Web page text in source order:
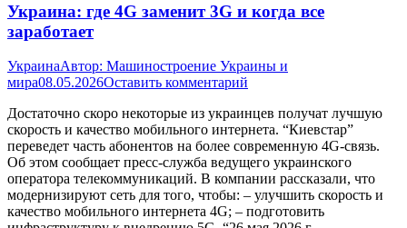
Украина: где 4G заменит 3G и когда все
заработает
УкраинаАвтор: Машиностроение Украины и
мира08.05.2026Оставить комментарий
Достаточно скоро некоторые из украинцев получат лучшую
скорость и качество мобильного интернета. “Киевстар”
переведет часть абонентов на более современную 4G-связь.
Об этом сообщает пресс-служба ведущего украинского
оператора телекоммуникаций. В компании рассказали, что
модернизируют сеть для того, чтобы: – улучшить скорость и
качество мобильного интернета 4G; – подготовить